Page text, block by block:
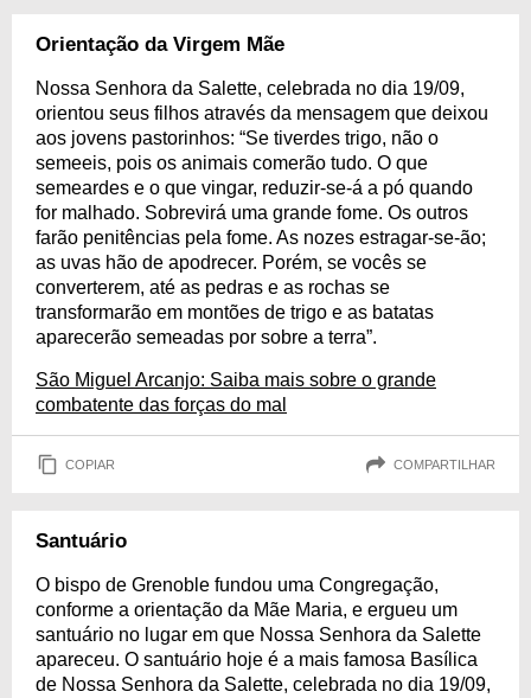
Orientação da Virgem Mãe
Nossa Senhora da Salette, celebrada no dia 19/09,
orientou seus filhos através da mensagem que deixou
aos jovens pastorinhos: “Se tiverdes trigo, não o
semeeis, pois os animais comerão tudo. O que
semeardes e o que vingar, reduzir-se-á a pó quando
for malhado. Sobrevirá uma grande fome. Os outros
farão penitências pela fome. As nozes estragar-se-ão;
as uvas hão de apodrecer. Porém, se vocês se
converterem, até as pedras e as rochas se
transformarão em montões de trigo e as batatas
aparecerão semeadas por sobre a terra”.
São Miguel Arcanjo: Saiba mais sobre o grande
combatente das forças do mal
COPIAR COMPARTILHAR
Santuário
O bispo de Grenoble fundou uma Congregação,
conforme a orientação da Mãe Maria, e ergueu um
santuário no lugar em que Nossa Senhora da Salette
apareceu. O santuário hoje é a mais famosa Basílica
de Nossa Senhora da Salette, celebrada no dia 19/09,